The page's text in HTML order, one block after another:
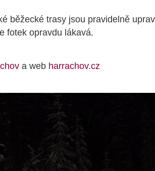
běžecké trasy jsou pravidelně
fotek opravdu lákavá.
a web harrachov.cz